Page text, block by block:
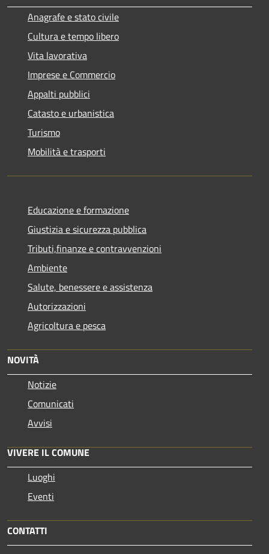
Anagrafe e stato civile
Cultura e tempo libero
Vita lavorativa
Imprese e Commercio
Appalti pubblici
Catasto e urbanistica
Turismo
Mobilità e trasporti
Educazione e formazione
Giustizia e sicurezza pubblica
Tributi,finanze e contravvenzioni
Ambiente
Salute, benessere e assistenza
Autorizzazioni
Agricoltura e pesca
NOVITÀ
Notizie
Comunicati
Avvisi
VIVERE IL COMUNE
Luoghi
Eventi
CONTATTI